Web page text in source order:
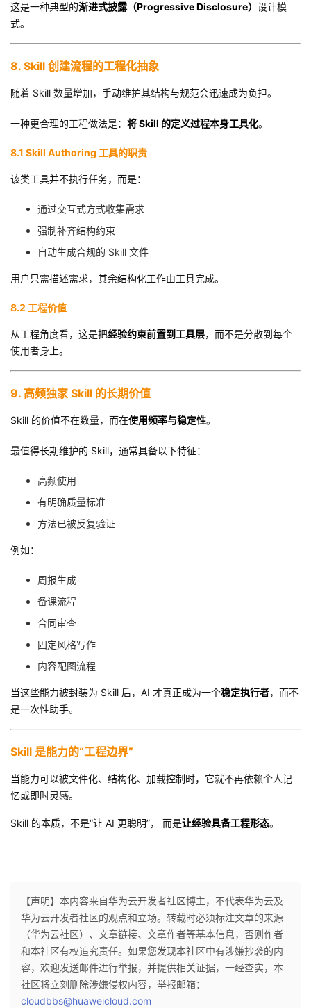
这是一种典型的渐进式披露（Progressive Disclosure） 设计模
式。
8. Skill 创建流程的工程化抽象
随着 Skill 数量增加，手动维护其结构与规范会迅速成为负担。
一种更合理的工程做法是： 将 Skill 的定义过程本身工具化。
8.1 Skill Authoring 工具的职责
该类工具并不执行任务，而是：
通过交互式方式收集需求
强制补齐结构约束
自动生成合规的 Skill 文件
用户只需描述需求，其余结构化工作由工具完成。
8.2 工程价值
从工程角度看，这是把经验约束前置到工具层，而不是分散到每个
使用者身上。
9. 高频独家 Skill 的长期价值
Skill 的价值不在数量，而在使用频率与稳定性。
最值得长期维护的 Skill，通常具备以下特征：
高频使用
有明确质量标准
方法已被反复验证
例如：
周报生成
备课流程
合同审查
固定风格写作
内容配图流程
当这些能力被封装为 Skill 后，AI 才真正成为一个稳定执行者，而不
是一次性助手。
Skill 是能力的“工程边界”
当能力可以被文件化、结构化、加载控制时，它就不再依赖个人记
忆或即时灵感。
Skill 的本质，不是“让 AI 更聪明”， 而是让经验具备工程形态。
【声明】本内容来自华为云开发者社区博主，不代表华为云及
华为云开发者社区的观点和立场。转载时必须标注文章的来源
（华为云社区）、文章链接、文章作者等基本信息，否则作者
和本社区有权追究责任。如果您发现本社区中有涉嫌抄袭的内
容，欢迎发送邮件进行举报，并提供相关证据，一经查实，本
社区将立刻删除涉嫌侵权内容，举报邮箱：
cloudbbs@huaweicloud.com